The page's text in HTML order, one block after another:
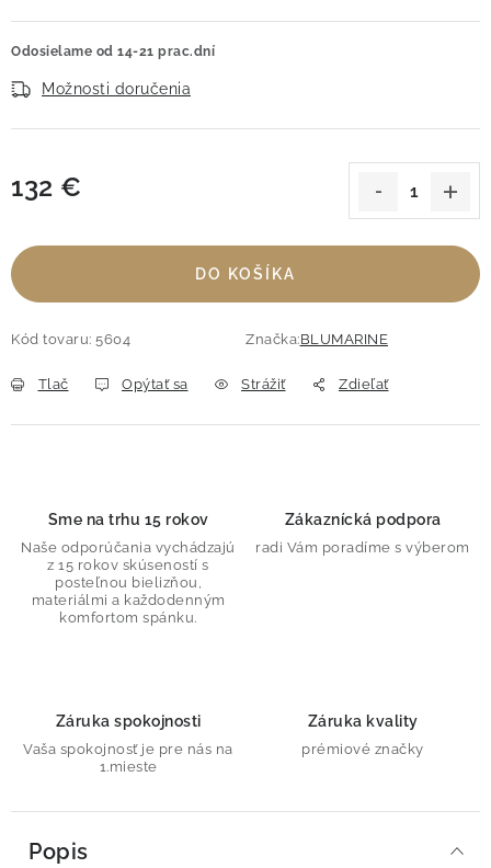
Odosielame od 14-21 prac.dní
Možnosti doručenia
132 €
DO KOŠÍKA
Kód tovaru: 5604 Značka:BLUMARINE
Tlač Opýtať sa Strážiť Zdieľať
Sme na trhu 15 rokov
Naše odporúčania vychádzajú
z 15 rokov skúseností s
posteľnou bielizňou,
materiálmi a každodenným
komfortom spánku.
Zákaznícká podpora
radi Vám poradíme s výberom
Záruka spokojnosti
Vaša spokojnosť je pre nás na
1.mieste
Záruka kvality
prémiové značky
Popis